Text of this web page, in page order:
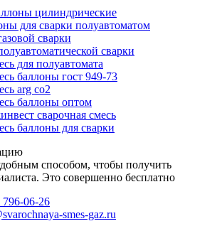
цилиндрические
для сварки полуавтоматом
сварки
сварки
для полуавтомата
баллоны гост 949-73
arg co2
баллоны оптом
сварочная смесь
баллоны для сварки
способом, чтобы получить
Это совершенно бесплатно
796-06-26
smes-gaz.ru